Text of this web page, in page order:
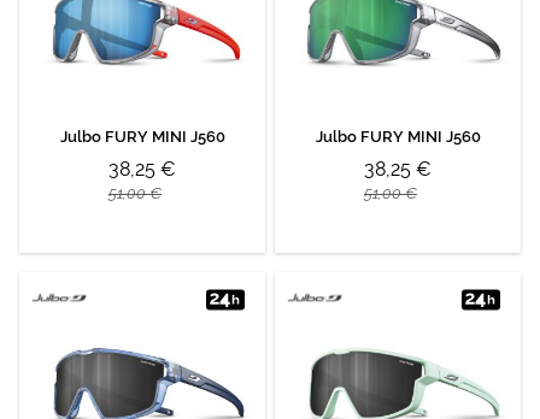
Julbo FURY MINI J560
38,25 €
51,00 €
Julbo FURY MINI J560
38,25 €
51,00 €